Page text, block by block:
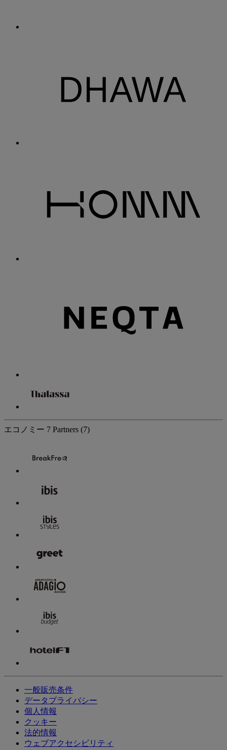
エコノミー 7 Partners (7)
一般販売条件
データプライバシー
個人情報
クッキー
法的情報
ウェブアクセシビリティ